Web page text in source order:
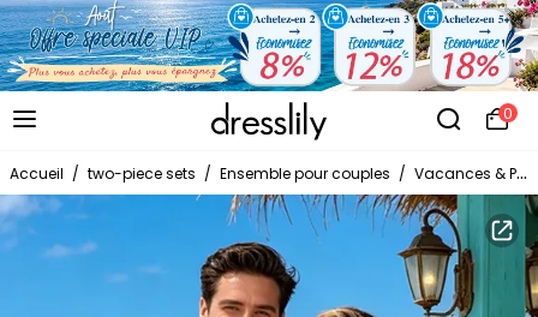
0
Accueil / two-piece sets / Ensemble pour couples / Vacances & Plage